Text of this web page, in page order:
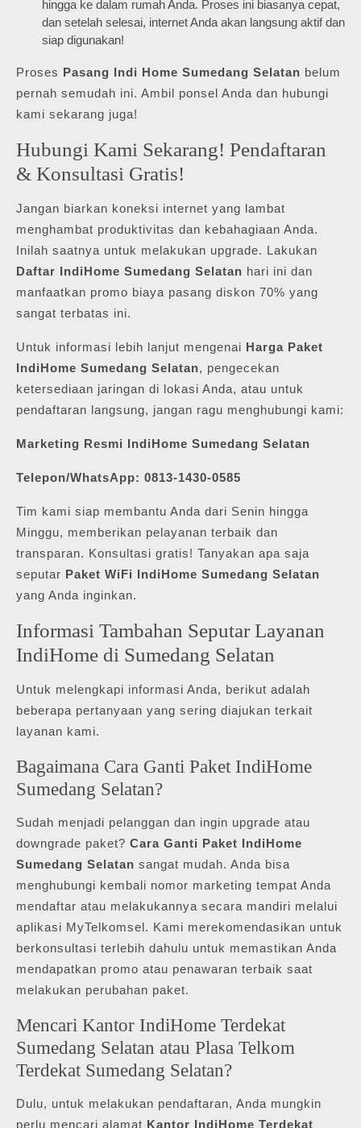
hingga ke dalam rumah Anda. Proses ini biasanya cepat,
dan setelah selesai, internet Anda akan langsung aktif dan
siap digunakan!
Proses Pasang Indi Home Sumedang Selatan belum
pernah semudah ini. Ambil ponsel Anda dan hubungi
kami sekarang juga!
Hubungi Kami Sekarang! Pendaftaran
& Konsultasi Gratis!
Jangan biarkan koneksi internet yang lambat
menghambat produktivitas dan kebahagiaan Anda.
Inilah saatnya untuk melakukan upgrade. Lakukan
Daftar IndiHome Sumedang Selatan hari ini dan
manfaatkan promo biaya pasang diskon 70% yang
sangat terbatas ini.
Untuk informasi lebih lanjut mengenai Harga Paket
IndiHome Sumedang Selatan, pengecekan
ketersediaan jaringan di lokasi Anda, atau untuk
pendaftaran langsung, jangan ragu menghubungi kami:
Marketing Resmi IndiHome Sumedang Selatan
Telepon/WhatsApp: 0813-1430-0585
Tim kami siap membantu Anda dari Senin hingga
Minggu, memberikan pelayanan terbaik dan
transparan. Konsultasi gratis! Tanyakan apa saja
seputar Paket WiFi IndiHome Sumedang Selatan
yang Anda inginkan.
Informasi Tambahan Seputar Layanan
IndiHome di Sumedang Selatan
Untuk melengkapi informasi Anda, berikut adalah
beberapa pertanyaan yang sering diajukan terkait
layanan kami.
Bagaimana Cara Ganti Paket IndiHome
Sumedang Selatan?
Sudah menjadi pelanggan dan ingin upgrade atau
downgrade paket? Cara Ganti Paket IndiHome
Sumedang Selatan sangat mudah. Anda bisa
menghubungi kembali nomor marketing tempat Anda
mendaftar atau melakukannya secara mandiri melalui
aplikasi MyTelkomsel. Kami merekomendasikan untuk
berkonsultasi terlebih dahulu untuk memastikan Anda
mendapatkan promo atau penawaran terbaik saat
melakukan perubahan paket.
Mencari Kantor IndiHome Terdekat
Sumedang Selatan atau Plasa Telkom
Terdekat Sumedang Selatan?
Dulu, untuk melakukan pendaftaran, Anda mungkin
perlu mencari alamat Kantor IndiHome Terdekat